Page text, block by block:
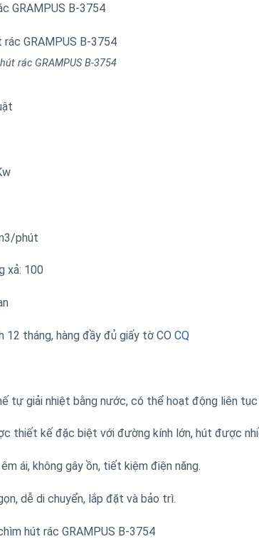
GRAMPUS B-3754
rác GRAMPUS B-3754
phút
xả: 100
12 tháng, hàng đầy đủ giấy tờ CO CQ
tự giải nhiệt bằng nước, có thể hoạt động liên
thiết kế đặc biệt với đường kính lớn, hút được
ái, không gây ồn, tiết kiệm điện năng.
dễ di chuyển, lắp đặt và bảo trì.
hút rác GRAMPUS B-3754